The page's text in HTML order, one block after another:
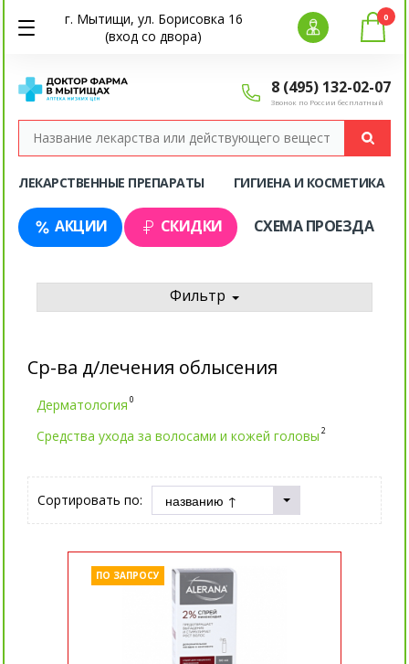
г. Мытищи, ул. Борисовка 16
(вход со двора)
8 (495) 132-02-07
Звонок по России бесплатный
0
ЛЕКАРСТВЕННЫЕ ПРЕПАРАТЫ ГИГИЕНА И КОСМЕТИКА
АКЦИИ СКИДКИ СХЕМА ПРОЕЗДА
Фильтр
Ср-ва д/лечения облысения
Дерматология 0
Средства ухода за волосами и кожей головы 2
Сортировать по:
ПО ЗАПРОСУ